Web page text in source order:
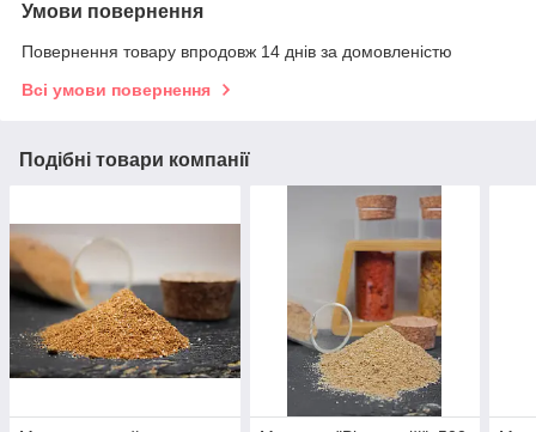
Умови повернення
Повернення товару впродовж 14 днів за домовленістю
Всі умови повернення
Подібні товари компанії